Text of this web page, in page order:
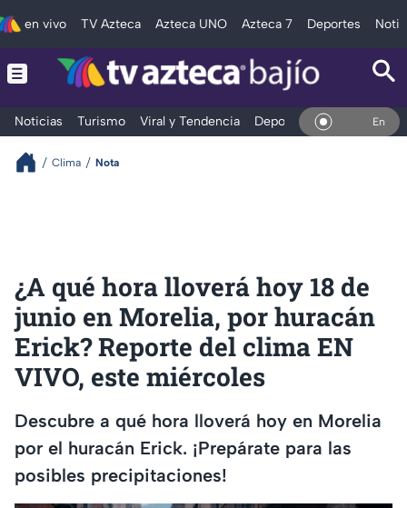
en vivo TV Azteca Azteca UNO Azteca 7 Deportes
Noticias Turismo Viral y Tendencia Deportes Espectáculos
En Vivo
Clima Nota
¿A qué hora lloverá hoy 18 de
junio en Morelia, por huracán
Erick? Reporte del clima EN
VIVO, este miércoles
Descubre a qué hora lloverá hoy en Morelia
por el huracán Erick. ¡Prepárate para las
posibles precipitaciones!